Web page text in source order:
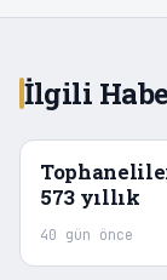
İlgili
573 yıllık
40 gün önce